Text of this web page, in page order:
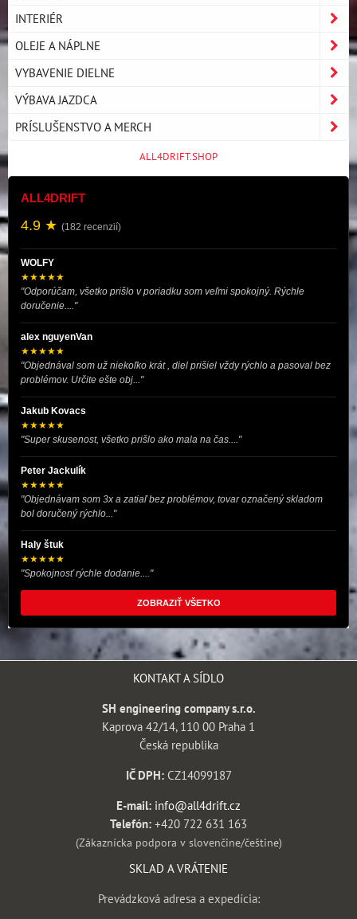
INTERIÉR
OLEJE A NÁPLNE
VYBAVENIE DIELNE
VÝBAVA JAZDCA
PRÍSLUŠENSTVO A MERCH
ALL4DRIFT.SHOP
ALL4DRIFT
4.9 ★ (182 recenzií)
WOLFY
★★★★★
"Odporúčam, všetko prišlo v poriadku som veľmi spokojný. Rýchle
doručenie...."
alex nguyenVan
★★★★★
"Objednával som už niekoľko krát , diel prišiel vždy rýchlo a pasoval bez
problémov. Určite ešte obj..."
Jakub Kovacs
★★★★★
"Super skusenost, všetko prišlo ako mala na čas...."
Peter Jackulík
★★★★★
"Objednávam som 3x a zatiaľ bez problémov, tovar označený skladom
bol doručený rýchlo..."
Haly štuk
★★★★★
"Spokojnosť rýchle dodanie...."
ZOBRAZIŤ VŠETKO
KONTAKT A SÍDLO
SH engineering company s.r.o.
Kaprova 42/14, 110 00 Praha 1
Česká republika
IČ DPH:CZ14099187
E-mail: info@all4drift.cz
Telefón: +420 722 631 163
(Zákaznícka podpora v slovenčine/češtine)
SKLAD A VRÁTENIE
Prevádzková adresa a expedícia: